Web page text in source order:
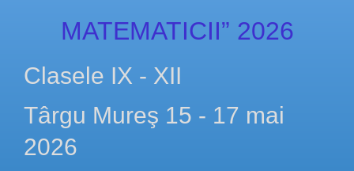
MATEMATICII” 2026
Clasele IX - XII
Târgu Mureş 15 - 17 mai
2026